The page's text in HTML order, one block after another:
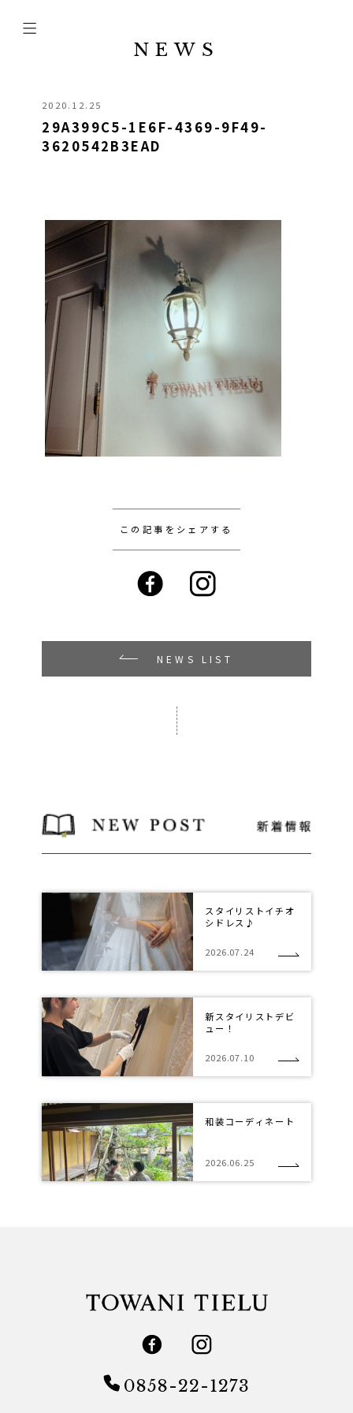
NEWS
2020.12.25
29A399C5-1E6F-4369-9F49-
3620542B3EAD
この記事をシェアする
NEWS LIST
スタイリストイチオ
シドレス♪
2026.07.24
新スタイリストデビ
ュー！
2026.07.10
和装コーディネート
2026.06.25
0858-22-1273